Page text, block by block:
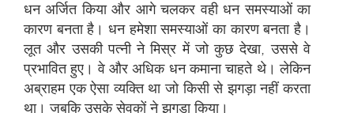
धन अर्जित किया और आगे चलकर वही धन समस्याओं का
कारण बनता है। धन हमेशा समस्याओं का कारण बनता है।
लूत और उसकी पत्नी ने मिस्र में जो कुछ देखा, उससे वे
प्रभावित हुए। वे और अधिक धन कमाना चाहते थे। लेकिन
अब्राहम एक ऐसा व्यक्ति था जो किसी से झगड़ा नहीं करता
था। जबकि उसके सेवकों ने झगड़ा किया।